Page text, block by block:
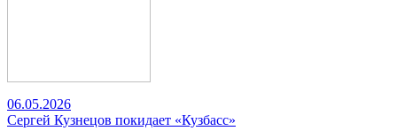
06.05.2026
Сергей Кузнецов покидает «Кузбасс»